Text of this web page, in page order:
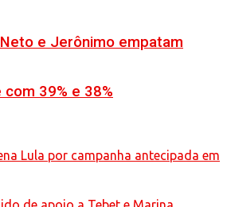
e Jerônimo empatam
39% e 38%